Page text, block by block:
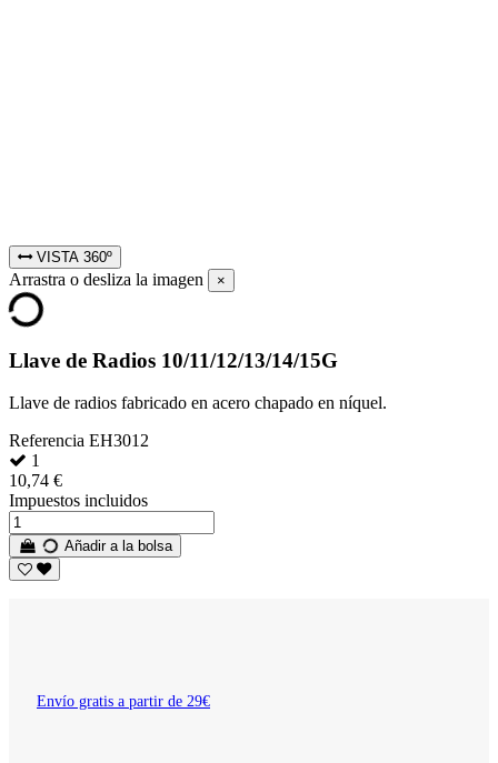
VISTA 360º
Arrastra o desliza la imagen ×
Llave de Radios 10/11/12/13/14/15G
Llave de radios fabricado en acero chapado en níquel.
Referencia EH3012
1
10,74 €
Impuestos incluidos
Añadir a la bolsa
Envío gratis a partir de 29€